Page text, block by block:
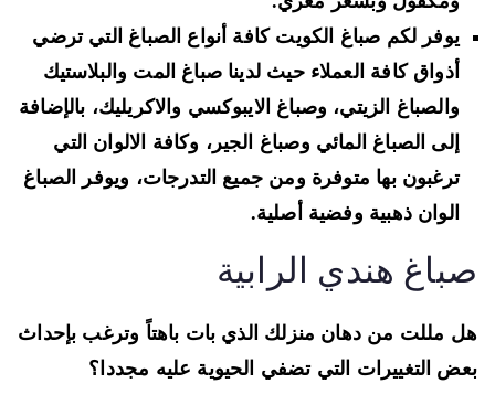
يوفر لكم صباغ الكويت كافة أنواع الصباغ التي ترضي
أذواق كافة العملاء حيث لدينا صباغ المت والبلاستيك
والصباغ الزيتي، وصباغ الايبوكسي والاكريليك، بالإضافة
إلى الصباغ المائي وصباغ الجير، وكافة الالوان التي
ترغبون بها متوفرة ومن جميع التدرجات، ويوفر الصباغ
الوان ذهبية وفضية أصلية.
هندي الرابية
مللت من دهان منزلك الذي بات باهتاً وترغب بإحداث
التغييرات التي تضفي الحيوية عليه مجددا؟